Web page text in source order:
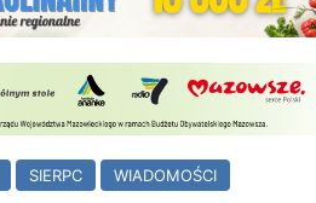
SIERPC WIADOMOŚCI